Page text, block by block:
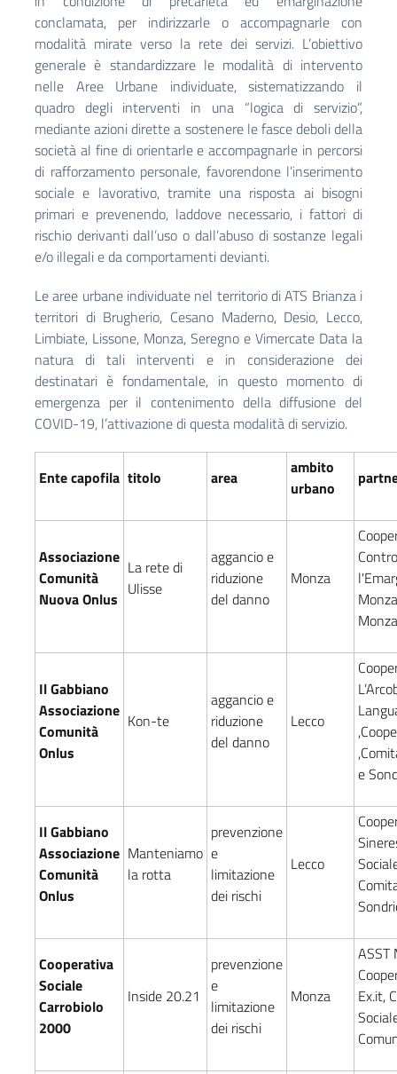
conclamata, per indirizzarle o accompagnarle con
modalità mirate verso la rete dei servizi. L’obiettivo
generale è standardizzare le modalità di intervento
nelle Aree Urbane individuate, sistematizzando il
quadro degli interventi in una “logica di servizio”,
mediante azioni dirette a sostenere le fasce deboli della
società al fine di orientarle e accompagnarle in percorsi
di rafforzamento personale, favorendone l’inserimento
sociale e lavorativo, tramite una risposta ai bisogni
primari e prevenendo, laddove necessario, i fattori di
rischio derivanti dall’uso o dall’abuso di sostanze legali
e/o illegali e da comportamenti devianti.
Le aree urbane individuate nel territorio di ATS Brianza i
territori di Brugherio, Cesano Maderno, Desio, Lecco,
Limbiate, Lissone, Monza, Seregno e Vimercate Data la
natura di tali interventi e in considerazione dei
destinatari è fondamentale, in questo momento di
emergenza per il contenimento della diffusione del
COVID-19, l’attivazione di questa modalità di servizio.
Ente capofila titolo area
ambito
urbano
Associazione
Comunità
Nuova Onlus
La rete di
Ulisse
aggancio e
riduzione
del danno
Monza
Contro
Monza
Il Gabbiano
Associazione
Comunità
Onlus
Kon-te
aggancio e
riduzione
del danno
Lecco
e
Il Gabbiano
Associazione
Comunità
Onlus
Manteniamo
la rotta
prevenzione
e
limitazione
dei rischi
Lecco
Cooperativa
Sociale
Carrobiolo
2000
Inside 20.21
prevenzione
e
limitazione
dei rischi
Monza
ASST
Ex.it,